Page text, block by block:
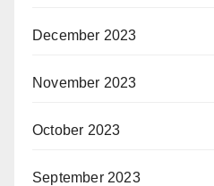
December 2023
November 2023
October 2023
September 2023